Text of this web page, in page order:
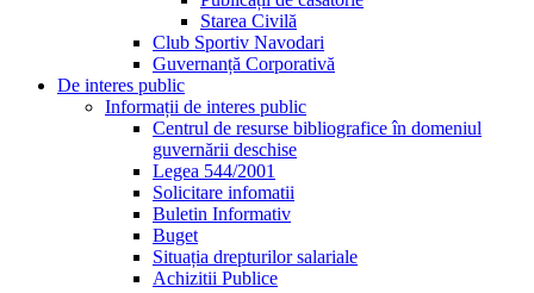
Starea Civilă
Club Sportiv Navodari
Guvernanță Corporativă
De interes public
Informații de interes public
Centrul de resurse bibliografice în domeniul
guvernării deschise
Legea 544/2001
Solicitare infomatii
Buletin Informativ
Buget
Situația drepturilor salariale
Achizitii Publice